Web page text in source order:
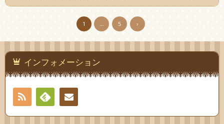
1 … 5 ›
インフォメーション
RSS
Feedlyお問